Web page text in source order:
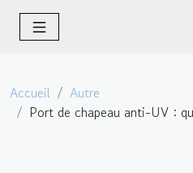
Accueil
Autre
Port de chapeau anti-UV :